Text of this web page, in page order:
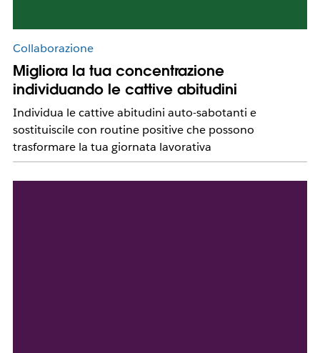
Collaborazione
Migliora la tua concentrazione
individuando le cattive abitudini
Individua le cattive abitudini auto-sabotanti e
sostituiscile con routine positive che possono
trasformare la tua giornata lavorativa